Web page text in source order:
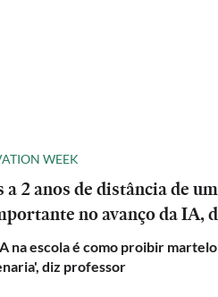
WEEK
a 2 anos de distância de
na escola é como proibir
diz professor